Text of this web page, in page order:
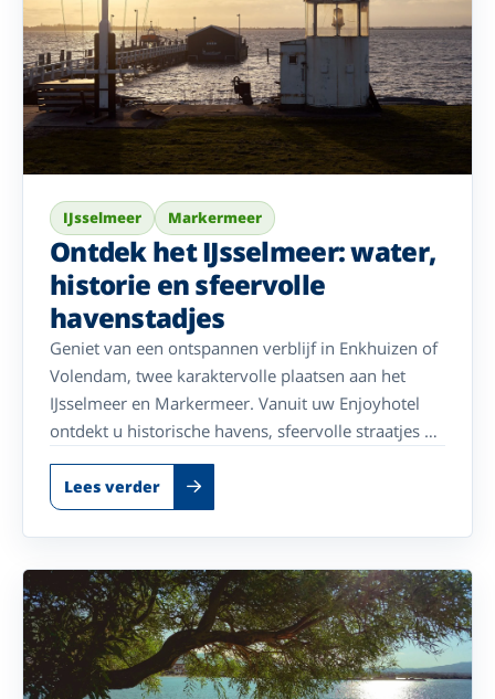
IJsselmeer Markermeer
Ontdek het IJsselmeer: water,
historie en sfeervolle
havenstadjes
Geniet van een ontspannen verblijf in Enkhuizen of
Volendam, twee karaktervolle plaatsen aan het
IJsselmeer en Markermeer. Vanuit uw Enjoyhotel
ontdekt u historische havens, sfeervolle straatjes en
uitstapje naar Marken, wandel over de dijken of
geniet van de rust en de maritieme sfeer die deze
regio zo bijzonder maken.
Lees verder